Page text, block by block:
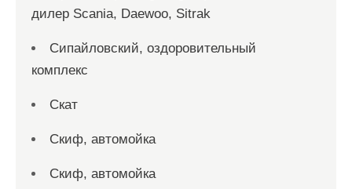
дилер Scania, Daewoo, Sitrak
Сипайловский, оздоровительный
комплекс
Скат
Скиф, автомойка
Скиф, автомойка